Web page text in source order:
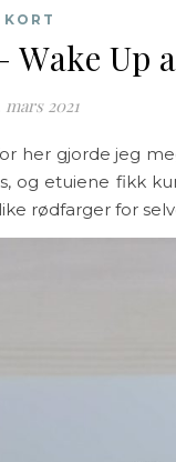
KORT
Wake Up
mars 2021
her gjorde jeg
og etuiene fikk
rødfarger for